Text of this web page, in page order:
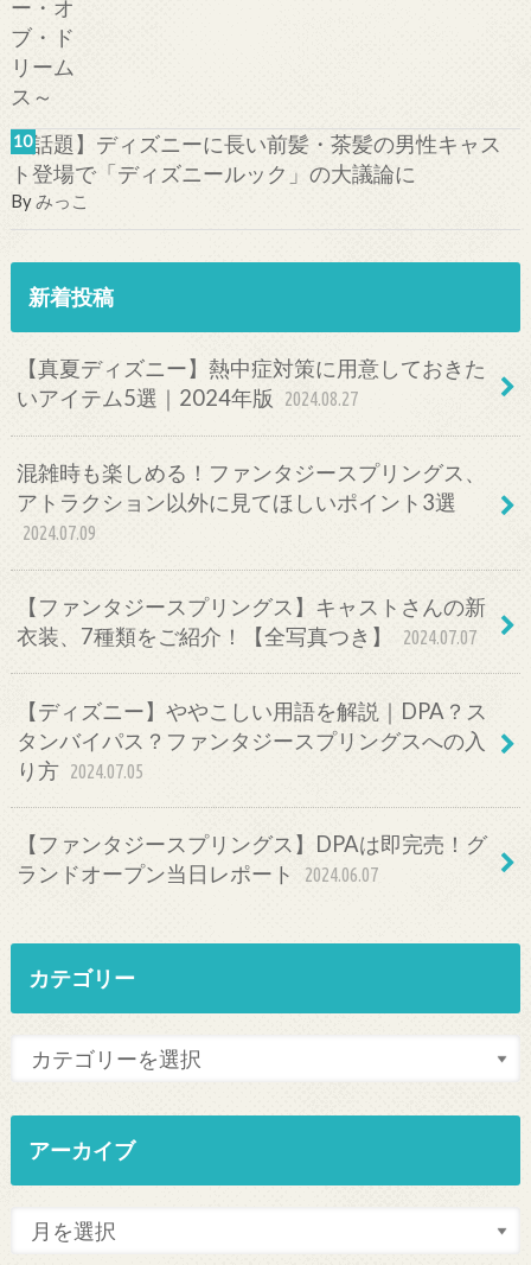
【話題】ディズニーに長い前髪・茶髪の男性キャス
ト登場で「ディズニールック」の大議論に
Byみっこ
新着投稿
【真夏ディズニー】熱中症対策に用意しておきた
いアイテム5選｜2024年版
2024.08.27
混雑時も楽しめる！ファンタジースプリングス、
アトラクション以外に見てほしいポイント3選
2024.07.09
【ファンタジースプリングス】キャストさんの新
衣装、7種類をご紹介！【全写真つき】
2024.07.07
【ディズニー】ややこしい用語を解説｜DPA？ス
タンバイパス？ファンタジースプリングスへの入
り方 2024.07.05
【ファンタジースプリングス】DPAは即完売！グ
ランドオープン当日レポート
2024.06.07
カテゴリー
アーカイブ